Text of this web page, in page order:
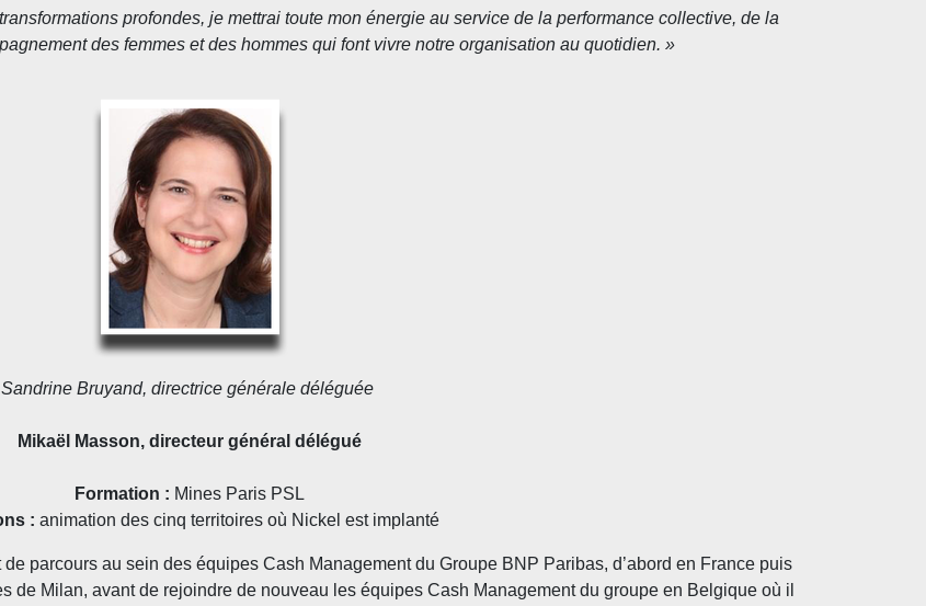
profondes, je mettrai toute mon énergie au service de la performance collective, de la
des femmes et des hommes qui font vivre notre organisation au quotidien. »
Sandrine Bruyand, directrice générale déléguée
Mikaël Masson, directeur général délégué
Formation : Mines Paris PSL
: animation des cinq territoires où Nickel est implanté
de parcours au sein des équipes Cash Management du Groupe BNP Paribas, d’abord en France puis
de Milan, avant de rejoindre de nouveau les équipes Cash Management du groupe en Belgique où il